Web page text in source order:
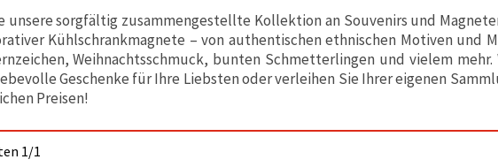
unsere sorgfältig zusammengestellte Kollektion an Souvenirs und
Kühlschrankmagnete – von authentischen ethnischen Motiven und
Weihnachtsschmuck, bunten Schmetterlingen und vielem
Geschenke für Ihre Liebsten oder verleihen Sie Ihrer eigenen
Preisen!
1/1